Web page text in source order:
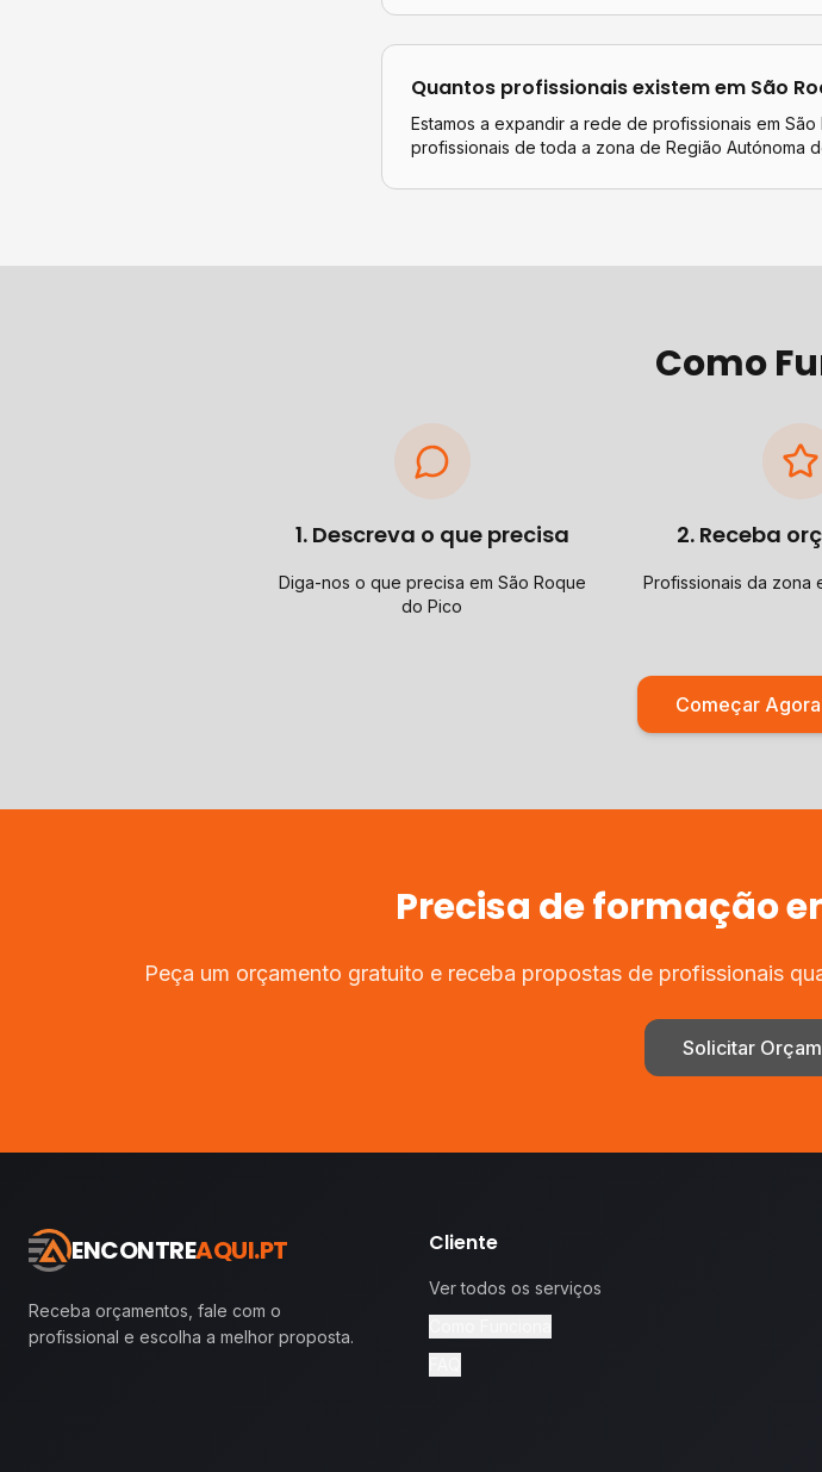
Quantos profissionais existem em São
Estamos a expandir a rede de profissionais em
profissionais de toda a zona de Região Autónoma
Como
1. Descreva o que precisa
Diga-nos o que precisa em São Roque
do Pico
2. Receba
Profissionais da zona
Começar
Precisa deformação
Peça um orçamento gratuito e receba propostas de profissionais
Solicitar
ENCONTREAQUI.PT
Receba orçamentos, fale com o
profissional e escolha a melhor proposta.
Cliente
Ver todos os serviços